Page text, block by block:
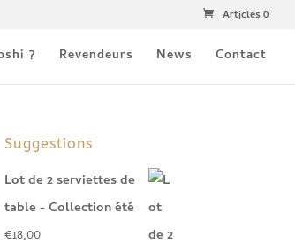
Articles 0
? Revendeurs News Contact
Suggestions
Lot de 2 serviettes de
table - Collection été
€18,00